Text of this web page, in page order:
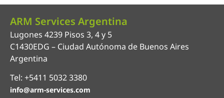
ARM Services Argentina
Lugones 4239 Pisos 3, 4 y 5
C1430EDG – Ciudad Autónoma de Buenos Aires
Argentina
Tel: +5411 5032 3380
info@arm-services.com